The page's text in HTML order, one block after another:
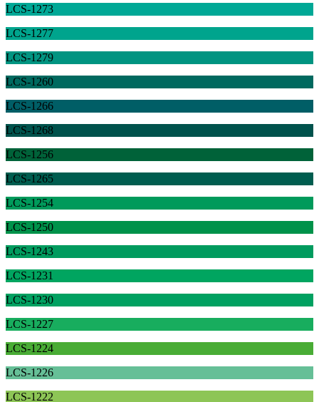
LCS-1273
LCS-1277
LCS-1279
LCS-1260
LCS-1266
LCS-1268
LCS-1256
LCS-1265
LCS-1254
LCS-1250
LCS-1243
LCS-1231
LCS-1230
LCS-1227
LCS-1224
LCS-1226
LCS-1222